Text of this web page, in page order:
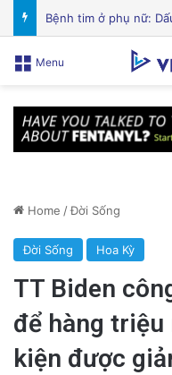
Menu
Home /Đời Sống
Đời Sống Hoa Kỳ
TT Biden
để hàng
kiện được